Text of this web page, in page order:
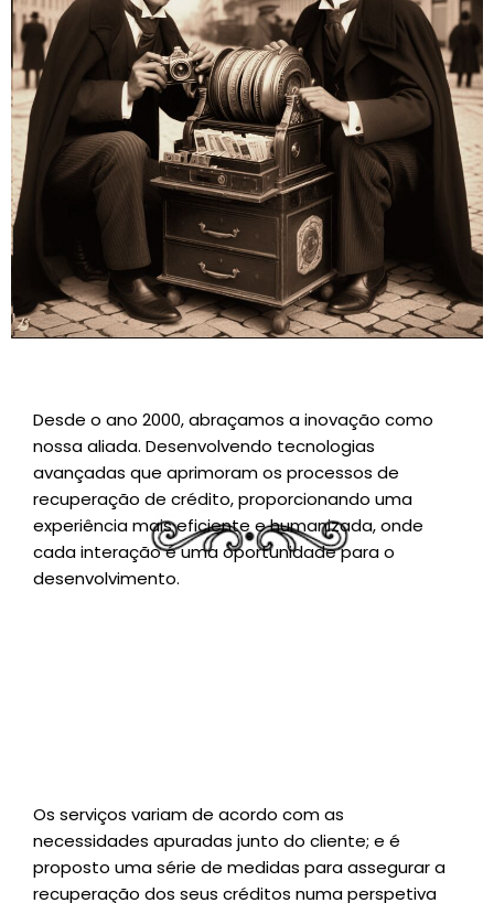
Desde o ano 2000, abraçamos a inovação como
nossa aliada. Desenvolvendo tecnologias
avançadas que aprimoram os processos de
recuperação de crédito, proporcionando uma
experiência mais eficiente e humanizada, onde
cada interação é uma oportunidade para o
desenvolvimento.
Os serviços variam de acordo com as
necessidades apuradas junto do cliente; e é
proposto uma série de medidas para assegurar a
recuperação dos seus créditos numa perspetiva